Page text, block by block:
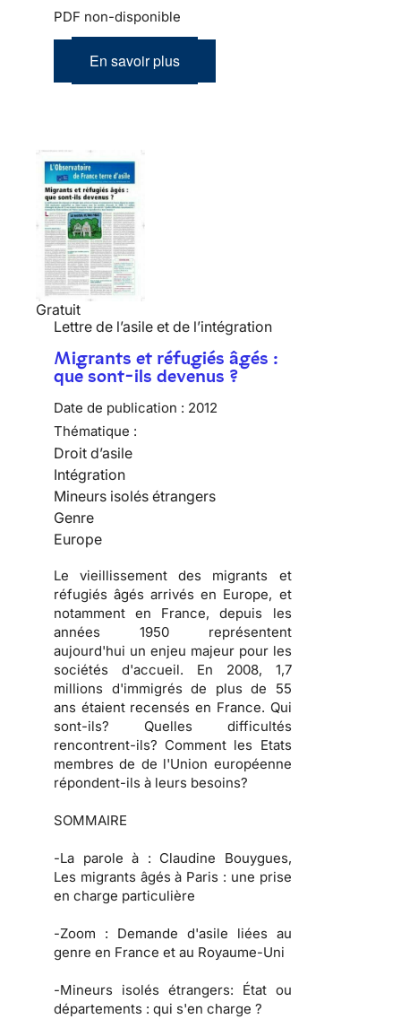
PDF non-disponible
En savoir plus
Gratuit
Lettre de l’asile et de l’intégration
Migrants et réfugiés âgés :
que sont-ils devenus ?
Date de publication : 2012
Thématique :
Droit d’asile
Intégration
Mineurs isolés étrangers
Genre
Europe
Le vieillissement des migrants et
réfugiés âgés arrivés en Europe, et
notamment en France, depuis les
années 1950 représentent
aujourd'hui un enjeu majeur pour les
sociétés d'accueil. En 2008, 1,7
millions d'immigrés de plus de 55
ans étaient recensés en France. Qui
sont-ils? Quelles difficultés
rencontrent-ils? Comment les Etats
membres de de l'Union européenne
répondent-ils à leurs besoins?
SOMMAIRE
-La parole à : Claudine Bouygues,
Les migrants âgés à Paris : une prise
en charge particulière
-Zoom : Demande d'asile liées au
genre en France et au Royaume-Uni
-Mineurs isolés étrangers: État ou
départements : qui s'en charge ?